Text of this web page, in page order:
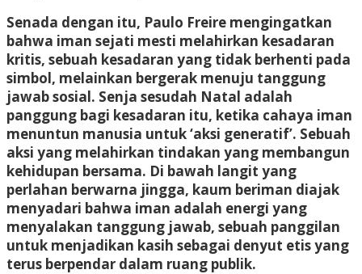
Senada dengan itu, Paulo Freire mengingatkan
bahwa iman sejati mesti melahirkan kesadaran
kritis, sebuah kesadaran yang tidak berhenti pada
simbol, melainkan bergerak menuju tanggung
jawab sosial. Senja sesudah Natal adalah
panggung bagi kesadaran itu, ketika cahaya iman
menuntun manusia untuk ‘aksi generatif’. Sebuah
aksi yang melahirkan tindakan yang membangun
kehidupan bersama. Di bawah langit yang
perlahan berwarna jingga, kaum beriman diajak
menyadari bahwa iman adalah energi yang
menyalakan tanggung jawab, sebuah panggilan
untuk menjadikan kasih sebagai denyut etis yang
terus berpendar dalam ruang publik.